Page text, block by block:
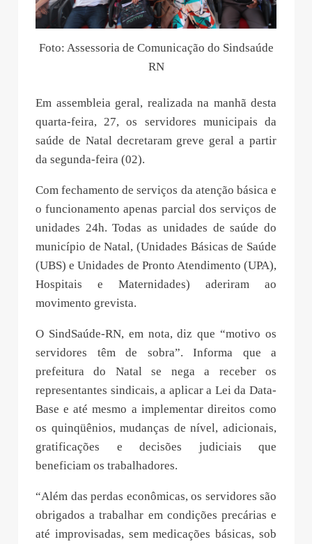
Foto: Assessoria de Comunicação do Sindsaúde
RN
Em assembleia geral, realizada na manhã desta
quarta-feira, 27, os servidores municipais da
saúde de Natal decretaram greve geral a partir
da segunda-feira (02).
Com fechamento de serviços da atenção básica e
o funcionamento apenas parcial dos serviços de
unidades 24h. Todas as unidades de saúde do
município de Natal, (Unidades Básicas de Saúde
(UBS) e Unidades de Pronto Atendimento (UPA),
Hospitais e Maternidades) aderiram ao
movimento grevista.
O SindSaúde-RN, em nota, diz que “motivo os
servidores têm de sobra”. Informa que a
prefeitura do Natal se nega a receber os
representantes sindicais, a aplicar a Lei da Data-
Base e até mesmo a implementar direitos como
os quinqüênios, mudanças de nível, adicionais,
gratificações e decisões judiciais que
beneficiam os trabalhadores.
“Além das perdas econômicas, os servidores são
obrigados a trabalhar em condições precárias e
até improvisadas, sem medicações básicas, sob